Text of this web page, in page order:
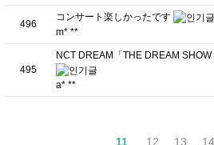
496
コンサート楽しかったです
m* **
495
NCT DREAM「THE DREAM
a* **
11 12 13 14